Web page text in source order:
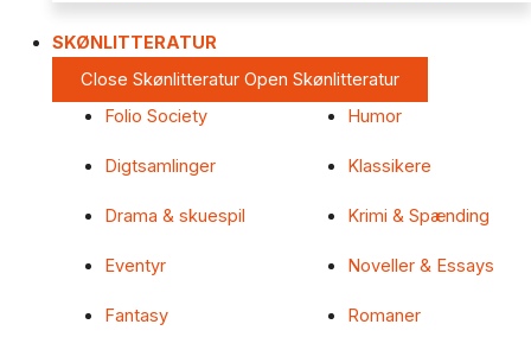
SKØNLITTERATUR
Close Skønlitteratur Open Skønlitteratur
Folio Society
Digtsamlinger
Drama & skuespil
Eventyr
Fantasy
Humor
Klassikere
Krimi & Spænding
Noveller & Essays
Romaner